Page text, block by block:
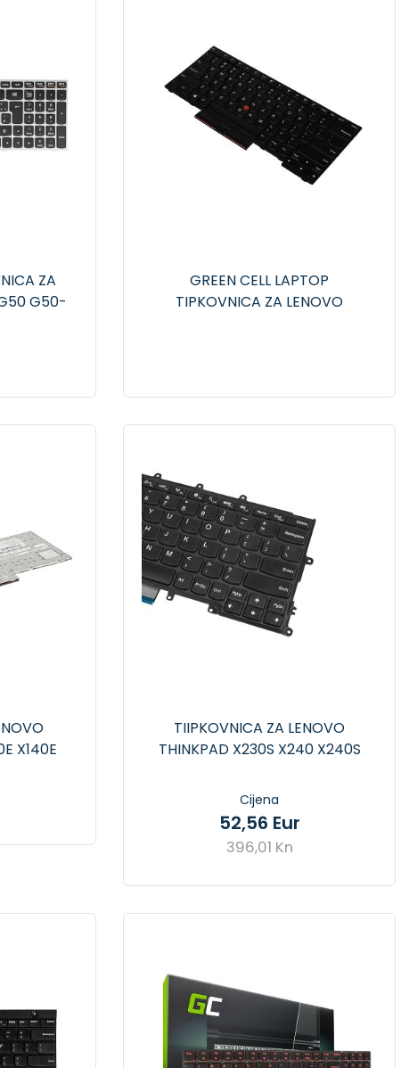
ZA
G50-
GREEN CELL LAPTOP
TIPKOVNICA ZA LENOVO
X140E
TIIPKOVNICA ZA LENOVO
THINKPAD X230S X240 X240S
Cijena
396,01 Kn
52,56 Eur